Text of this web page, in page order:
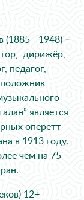
(1885 - 1948) –
дирижёр,
педагог,
является
оперетт
в 1913 году.
чем на 75
76 стран.
12+